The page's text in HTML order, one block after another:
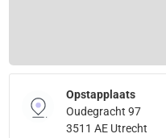
Opstapplaats
Oudegracht 97
3511 AE Utrecht